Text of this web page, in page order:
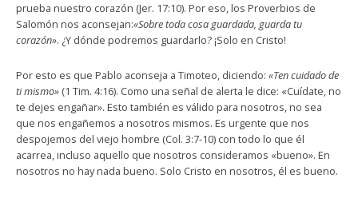
prueba nuestro corazón (Jer. 17:10). Por eso, los Proverbios de
Salomón nos aconsejan:«Sobre toda cosa guardada, guarda tu
corazón». ¿Y dónde podremos guardarlo? ¡Solo en Cristo!
Por esto es que Pablo aconseja a Timoteo, diciendo: «Ten cuidado de
ti mismo» (1 Tim. 4:16). Como una señal de alerta le dice: «Cuídate, no
te dejes engañar». Esto también es válido para nosotros, no sea
que nos engañemos a nosotros mismos. Es urgente que nos
despojemos del viejo hombre (Col. 3:7-10) con todo lo que él
acarrea, incluso aquello que nosotros consideramos «bueno». En
nosotros no hay nada bueno. Solo Cristo en nosotros, él es bueno.